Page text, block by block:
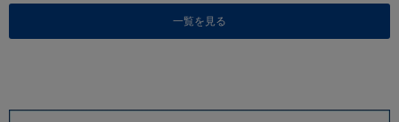
一覧を見る